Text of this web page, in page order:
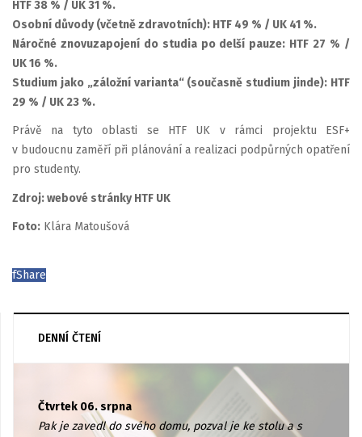
HTF 38 % / UK 31 %.
Osobní důvody (včetně zdravotních): HTF 49 % / UK 41 %.
Náročné znovuzapojení do studia po delší pauze: HTF 27 % /
UK 16 %.
Studium jako „záložní varianta“ (současně studium jinde): HTF
29 % / UK 23 %.
Právě na tyto oblasti se HTF UK v rámci projektu ESF+
v budoucnu zaměří při plánování a realizaci podpůrných opatření
pro studenty.
Zdroj: webové stránky HTF UK
Foto: Klára Matoušová
fShare
DENNÍ ČTENÍ
Čtvrtek 06. srpna
Pak je zavedl do svého domu, pozval je ke stolu a s